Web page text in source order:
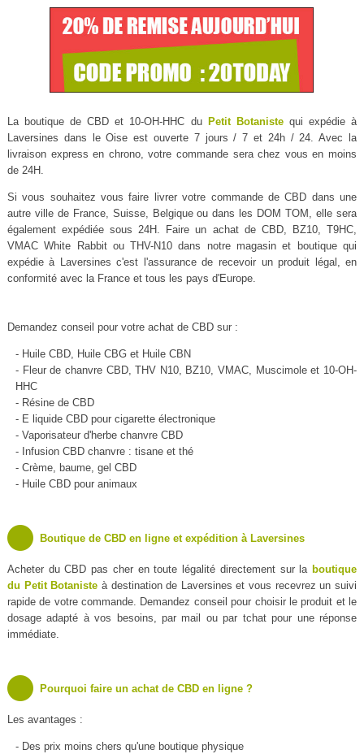
La boutique de CBD et 10-OH-HHC du Petit Botanistequi expédie à
Laversines dans le Oise est ouverte 7 jours / 7 et 24h / 24. Avec la
livraison express en chrono, votre commande sera chez vous en moins
de 24H.
Si vous souhaitez vous faire livrer votre commande de CBD dans une
autre ville de France, Suisse, Belgique ou dans les DOM TOM, elle sera
également expédiée sous 24H. Faire un achat de CBD, BZ10, T9HC,
VMAC White Rabbit ou THV-N10 dans notre magasin et boutique qui
expédie à Laversines c'est l'assurance de recevoir un produit légal, en
conformité avec la France et tous les pays d'Europe.
Demandez conseil pour votre achat de CBD sur :
- Huile CBD, Huile CBG et Huile CBN
- Fleur de chanvre CBD, THV N10, BZ10, VMAC, Muscimole et 10-OH-
HHC
- Résine de CBD
- E liquide CBD pour cigarette électronique
- Vaporisateur d'herbe chanvre CBD
- Infusion CBD chanvre : tisane et thé
- Crème, baume, gel CBD
- Huile CBD pour animaux
Boutique de CBD en ligne et expédition à Laversines
Acheter du CBD pas cher en toute légalité directement sur la boutique
du Petit Botaniste à destination de Laversines et vous recevrez un suivi
rapide de votre commande. Demandez conseil pour choisir le produit et le
dosage adapté à vos besoins, par mail ou par tchat pour une réponse
immédiate.
Pourquoi faire un achat de CBD en ligne ?
Les avantages :
- Des prix moins chers qu'une boutique physique